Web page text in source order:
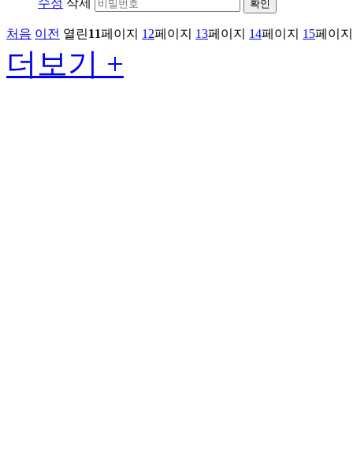
수정 삭제 확인
처음 이전 열린11페이지 12페이지 13페이지 14페이지 15페이지
더보기 +